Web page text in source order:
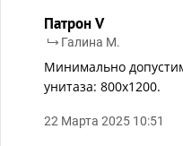
Патрон V
Галина М.
Минимально
унитаза: 800х1200.
22 Марта 2025 10:51